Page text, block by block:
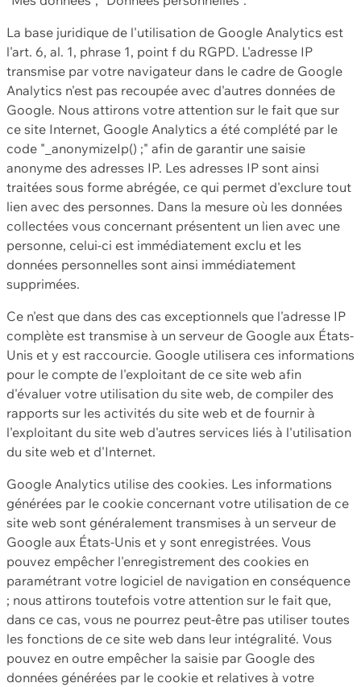
La base juridique de l'utilisation de Google Analytics est
l'art. 6, al. 1, phrase 1, point f du RGPD. L'adresse IP
transmise par votre navigateur dans le cadre de Google
Analytics n'est pas recoupée avec d'autres données de
Google. Nous attirons votre attention sur le fait que sur
ce site Internet, Google Analytics a été complété par le
code "_anonymizeIp() ;" afin de garantir une saisie
anonyme des adresses IP. Les adresses IP sont ainsi
traitées sous forme abrégée, ce qui permet d'exclure tout
lien avec des personnes. Dans la mesure où les données
collectées vous concernant présentent un lien avec une
personne, celui-ci est immédiatement exclu et les
données personnelles sont ainsi immédiatement
supprimées.
Ce n'est que dans des cas exceptionnels que l'adresse IP
complète est transmise à un serveur de Google aux États-
Unis et y est raccourcie. Google utilisera ces informations
pour le compte de l'exploitant de ce site web afin
d'évaluer votre utilisation du site web, de compiler des
rapports sur les activités du site web et de fournir à
l'exploitant du site web d'autres services liés à l'utilisation
du site web et d'Internet.
Google Analytics utilise des cookies. Les informations
générées par le cookie concernant votre utilisation de ce
site web sont généralement transmises à un serveur de
Google aux États-Unis et y sont enregistrées. Vous
pouvez empêcher l'enregistrement des cookies en
paramétrant votre logiciel de navigation en conséquence
; nous attirons toutefois votre attention sur le fait que,
dans ce cas, vous ne pourrez peut-être pas utiliser toutes
les fonctions de ce site web dans leur intégralité. Vous
pouvez en outre empêcher la saisie par Google des
données générées par le cookie et relatives à votre